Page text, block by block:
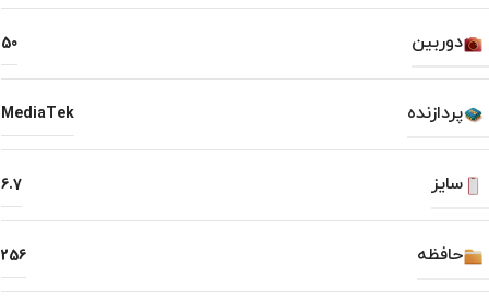
دوربین 50
پردازنده MediaTek
سایز 6.7
حافظه 256